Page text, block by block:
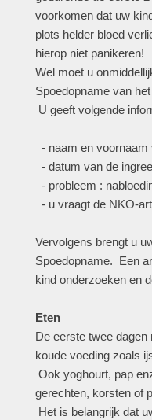
voorkomen dat uw
plots helder bloed
hierop niet panikeren!
Wel moet u
Spoedopname van
U geeft volgende
- naam en voornaam
- datum van de
- probleem :
- u vraagt de NKO-
Vervolgens brengt u
Spoedopname. Een
kind onderzoeken en
Eten
De eerste twee dagen
koude voeding zoals
Ook yoghourt, pap
gerechten, korsten of
Het is belangrijk dat